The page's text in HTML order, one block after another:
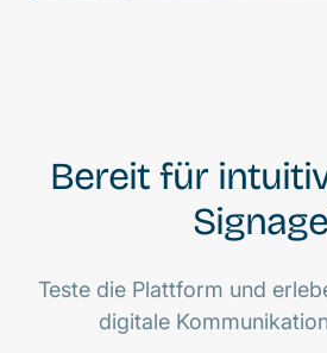
Bereit für
Teste die Plattform und
digitale